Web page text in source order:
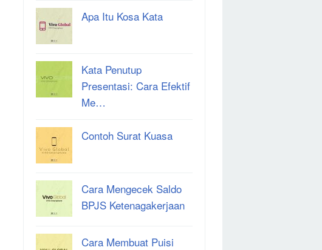
Apa Itu Kosa Kata
Kata Penutup
Presentasi: Cara Efektif
Me…
Contoh Surat Kuasa
Cara Mengecek Saldo
BPJS Ketenagakerjaan
Cara Membuat Puisi